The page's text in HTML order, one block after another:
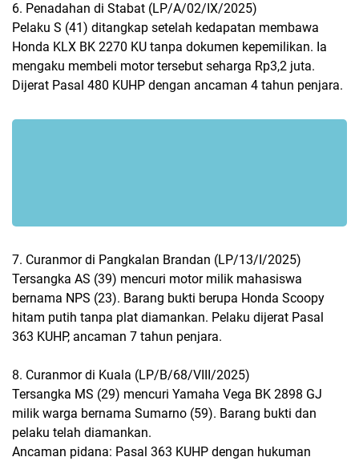
6. Penadahan di Stabat (LP/A/02/IX/2025)
Pelaku S (41) ditangkap setelah kedapatan membawa
Honda KLX BK 2270 KU tanpa dokumen kepemilikan. Ia
mengaku membeli motor tersebut seharga Rp3,2 juta.
Dijerat Pasal 480 KUHP dengan ancaman 4 tahun penjara.
7. Curanmor di Pangkalan Brandan (LP/13/I/2025)
Tersangka AS (39) mencuri motor milik mahasiswa
bernama NPS (23). Barang bukti berupa Honda Scoopy
hitam putih tanpa plat diamankan. Pelaku dijerat Pasal
363 KUHP, ancaman 7 tahun penjara.
8. Curanmor di Kuala (LP/B/68/VIII/2025)
Tersangka MS (29) mencuri Yamaha Vega BK 2898 GJ
milik warga bernama Sumarno (59). Barang bukti dan
pelaku telah diamankan.
Ancaman pidana: Pasal 363 KUHP dengan hukuman